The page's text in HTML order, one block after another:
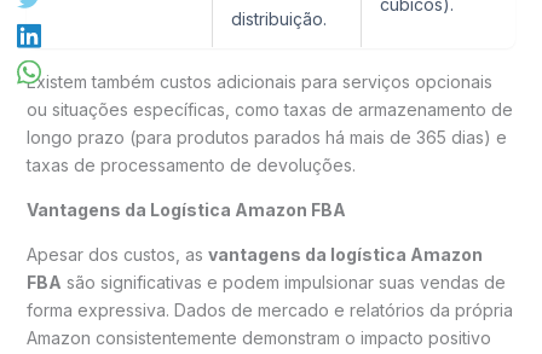
distribuição.
cúbicos).
Existem também custos adicionais para serviços opcionais
ou situações específicas, como taxas de armazenamento de
longo prazo (para produtos parados há mais de 365 dias) e
taxas de processamento de devoluções.
Vantagens da Logística Amazon FBA
Apesar dos custos, as vantagens da logística Amazon
FBA são significativas e podem impulsionar suas vendas de
forma expressiva. Dados de mercado e relatórios da própria
Amazon consistentemente demonstram o impacto positivo